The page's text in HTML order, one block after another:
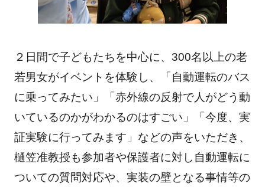
２日間で子どもたちを中心に、300名以上の老
若男女がイベントを体験し、「自動運転のバス
に乗ってみたい」「赤外線の反射で人がどう動
いているのかがわかるのはすごい」「今度、実
証実験に行ってみます」などの声をいただき、
樋笠准教授も参加者や保護者に対し自動運転に
ついての質問対応や、実装の壁となる事情等の